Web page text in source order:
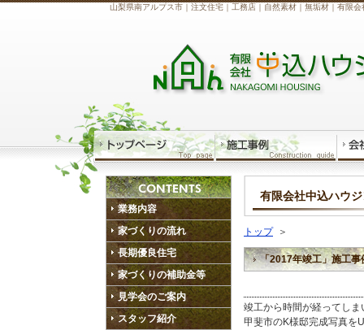
山梨県南アルプス市｜注文住宅｜工務店｜自然素材｜無垢材｜有限
業務内容
家づくりの流れ
長期優良住宅
家づくりの補助金等
見学会のご案内
スタッフ紹介
有限会社中込ハウ
トップ ＞
「2017年竣工」施工
竣工から時間が経ってし
甲斐市のK様邸完成写真を